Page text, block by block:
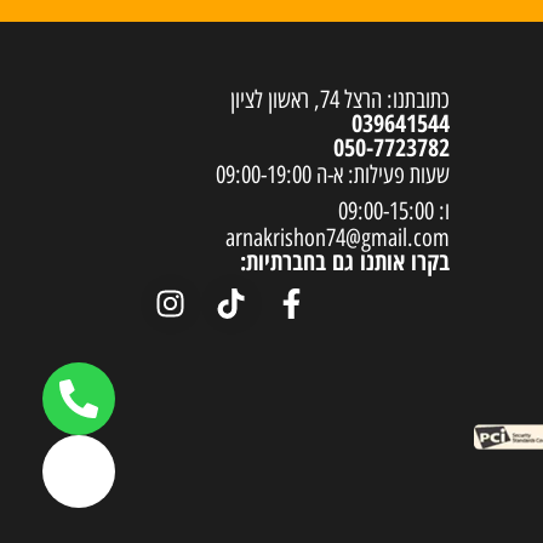
כתובתנו: הרצל 74, ראשון לציון
039641544
050-7723782
שעות פעילות: א-ה 09:00-19:00
ו: 09:00-15:00
arnakrishon74@gmail.com
בקרו אותנו גם בחברתיות: